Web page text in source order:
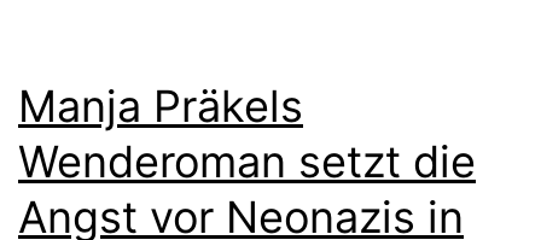
Manja Präkels
Wenderoman setzt die
Angst vor Neonazis in